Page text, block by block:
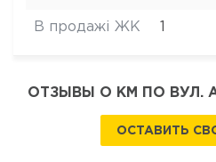
В продажі ЖК
ОТЗЫВЫ О КМ ПО ВУЛ.
ОСТАВИТЬ